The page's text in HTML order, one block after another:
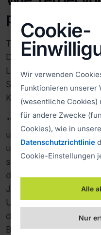
profitiert
Terpel verfügt über
Desktop-Tool für alle
Lateinamerika, was
Supportkosten und
Kundenzufriedenheit
"Wir sind mit dem
und haben bereits ein
unseren Kunden
sogar, bestimmte
denen die
Jetzt können wir im
Unterstützung leisten
die wir vorher nicht
Benavides.
Cookie-
Wir verwenden
Funktionieren unserer
(wesentliche Cookies)
für andere Zwecke
Cookies), wie in
Datenschutzrichtlinie
Cookie-Einstellungen
Alle
Nur